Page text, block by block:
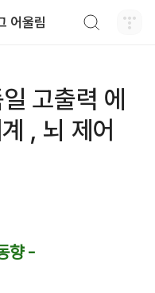
어울림
고출력 에
, 뇌 제어
향 -